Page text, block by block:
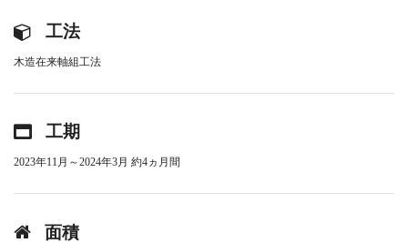
工法
木造在来軸組工法
工期
2023年11月～2024年3月 約4ヵ月間
面積